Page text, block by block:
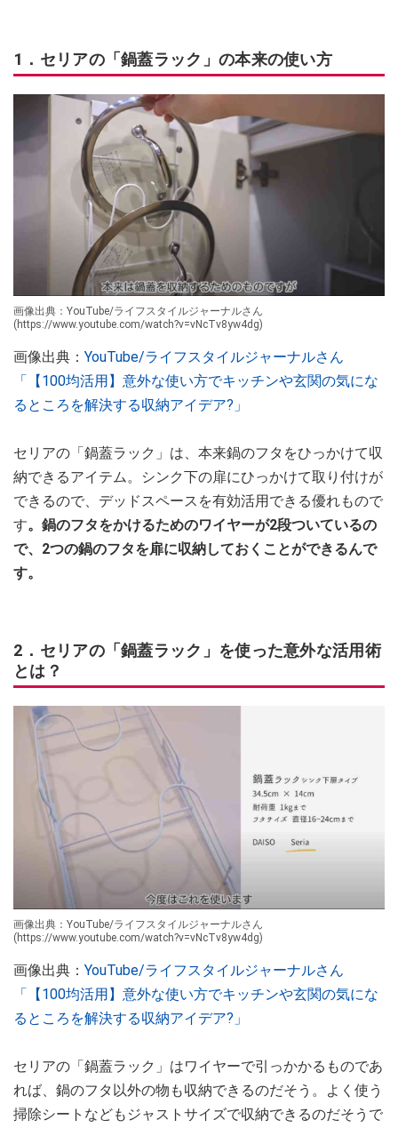
1．セリアの「鍋蓋ラック」の本来の使い方
画像出典：YouTube/ライフスタイルジャーナルさん
(https://www.youtube.com/watch?v=vNcTv8yw4dg)
画像出典： YouTube/ライフスタイルジャーナルさん
「【100均活用】意外な使い方でキッチンや玄関の気にな
るところを解決する収納アイデア?」
セリアの「鍋蓋ラック」は、本来鍋のフタをひっかけて収
納できるアイテム。シンク下の扉にひっかけて取り付けが
できるので、デッドスペースを有効活用できる優れもので
す。鍋のフタをかけるためのワイヤーが2段ついているの
で、2つの鍋のフタを扉に収納しておくことができるんで
す。
2．セリアの「鍋蓋ラック」を使った意外な活用術
とは？
画像出典：YouTube/ライフスタイルジャーナルさん
(https://www.youtube.com/watch?v=vNcTv8yw4dg)
画像出典： YouTube/ライフスタイルジャーナルさん
「【100均活用】意外な使い方でキッチンや玄関の気にな
るところを解決する収納アイデア?」
セリアの「鍋蓋ラック」はワイヤーで引っかかるものであ
れば、鍋のフタ以外の物も収納できるのだそう。よく使う
掃除シートなどもジャストサイズで収納できるのだそうで